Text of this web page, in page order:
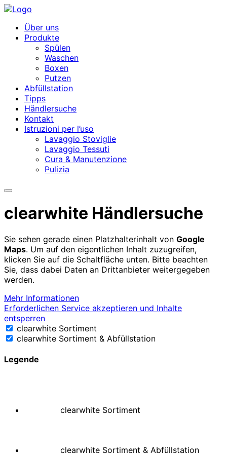
Über uns
Produkte
Spülen
Waschen
Boxen
Putzen
Abfüllstation
Tipps
Händlersuche
Kontakt
Istruzioni per l’uso
Lavaggio Stoviglie
Lavaggio Tessuti
Cura & Manutenzione
Pulizia
clearwhite Händlersuche
Sie sehen gerade einen Platzhalterinhalt von Google
Maps. Um auf den eigentlichen Inhalt zuzugreifen,
klicken Sie auf die Schaltfläche unten. Bitte beachten
Sie, dass dabei Daten an Drittanbieter weitergegeben
werden.
Mehr Informationen
Erforderlichen Service akzeptieren und Inhalte
entsperren
clearwhite Sortiment
clearwhite Sortiment & Abfüllstation
Legende
clearwhite Sortiment
clearwhite Sortiment & Abfüllstation